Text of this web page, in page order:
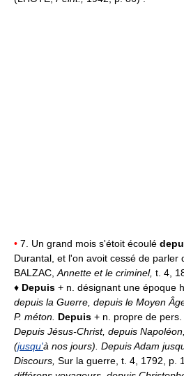
• 7. Un grand mois s'étoit écoulé
Durantal, et l'on avoit cessé de parler
BALZAC, Annette et le criminel, t. 4,
♦ Depuis + n. désignant une époque
depuis la Guerre, depuis le Moyen
P. méton. Depuis + n. propre de
Depuis Jésus-Christ, depuis
(jusqu'à nos jours). Depuis Adam
Discours, Sur la guerre, t. 4, 1792, p.